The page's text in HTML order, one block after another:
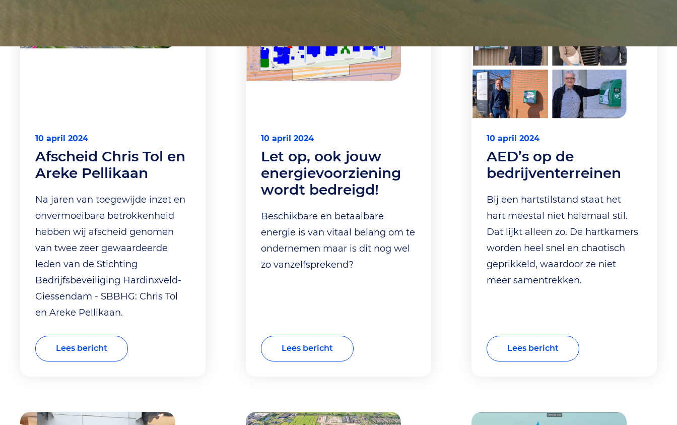
10 april 2024
Afscheid Chris Tol en
Areke Pellikaan
Na jaren van toegewijde inzet en
onvermoeibare betrokkenheid
hebben wij afscheid genomen
van twee zeer gewaardeerde
leden van de Stichting
Bedrijfsbeveiliging Hardinxveld-
Giessendam - SBBHG: Chris Tol
en Areke Pellikaan.
Lees bericht
10 april 2024
Let op, ook jouw
energievoorziening
wordt bedreigd!
Beschikbare en betaalbare
energie is van vitaal belang om te
ondernemen maar is dit nog wel
zo vanzelfsprekend?
Lees bericht
10 april 2024
AED’s op de
bedrijventerreinen
Bij een hartstilstand staat het
hart meestal niet helemaal stil.
Dat lijkt alleen zo. De hartkamers
worden heel snel en chaotisch
geprikkeld, waardoor ze niet
meer samentrekken.
Lees bericht